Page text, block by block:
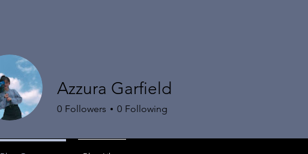
Azzura Garfield
0 Followers 0 Following